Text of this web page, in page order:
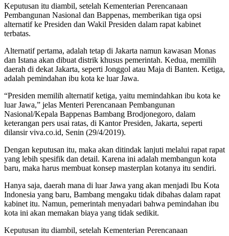
Keputusan itu diambil, setelah Kementerian Perencanaan
Pembangunan Nasional dan Bappenas, memberikan tiga opsi
alternatif ke Presiden dan Wakil Presiden dalam rapat kabinet
terbatas.
Alternatif pertama, adalah tetap di Jakarta namun kawasan Monas
dan Istana akan dibuat distrik khusus pemerintah. Kedua, memilih
daerah di dekat Jakarta, seperti Jonggol atau Maja di Banten. Ketiga,
adalah pemindahan ibu kota ke luar Jawa.
“Presiden memilih alternatif ketiga, yaitu memindahkan ibu kota ke
luar Jawa,” jelas Menteri Perencanaan Pembangunan
Nasional/Kepala Bappenas Bambang Brodjonegoro, dalam
keterangan pers usai ratas, di Kantor Presiden, Jakarta, seperti
dilansir viva.co.id, Senin (29/4/2019).
Dengan keputusan itu, maka akan ditindak lanjuti melalui rapat rapat
yang lebih spesifik dan detail. Karena ini adalah membangun kota
baru, maka harus membuat konsep masterplan kotanya itu sendiri.
Hanya saja, daerah mana di luar Jawa yang akan menjadi Ibu Kota
Indonesia yang baru, Bambang mengaku tidak dibahas dalam rapat
kabinet itu. Namun, pemerintah menyadari bahwa pemindahan ibu
kota ini akan memakan biaya yang tidak sedikit.
Keputusan itu diambil, setelah Kementerian Perencanaan